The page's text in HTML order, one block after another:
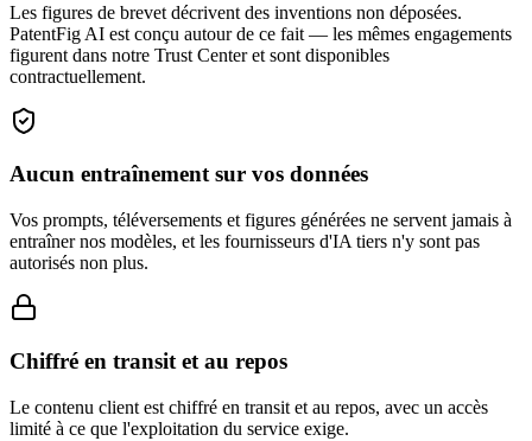
Les figures de brevet décrivent des inventions non déposées.
PatentFig AI est conçu autour de ce fait — les mêmes engagements
figurent dans notre Trust Center et sont disponibles
contractuellement.
Aucun entraînement sur vos données
Vos prompts, téléversements et figures générées ne servent jamais à
entraîner nos modèles, et les fournisseurs d'IA tiers n'y sont pas
autorisés non plus.
Chiffré en transit et au repos
Le contenu client est chiffré en transit et au repos, avec un accès
limité à ce que l'exploitation du service exige.